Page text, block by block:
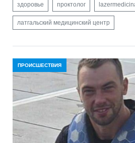
здоровье проктолог
латгальский медицинский центр
ПРОИСШЕСТВИЯ